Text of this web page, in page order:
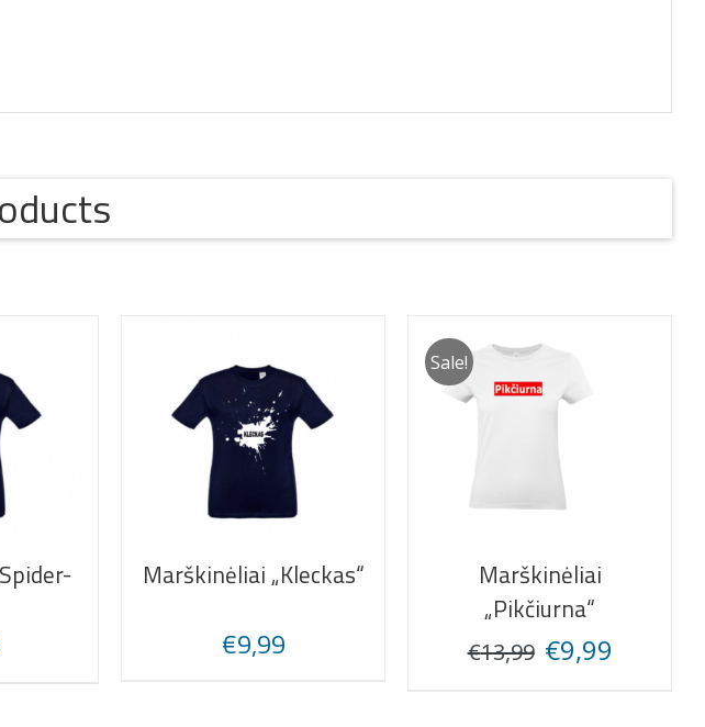
Marškinėliai „Kleckas“
€9,99
Sale!
Marškinėliai
„Pikčiurna“
€13,99 Original
price
€9,99